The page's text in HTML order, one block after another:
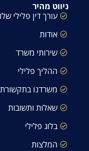
ניווט מהיר
עורך דין פלילי
אודות
שירותי משרד
ההליך פלילי
משרדנו בתקשורת
שאלות ותשובות
בלוג פלילי
המלצות